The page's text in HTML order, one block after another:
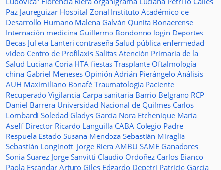
Paz Jaureguizar Hospital Zonal Instituto Académico de
Desarrollo Humano Malena Galván Qunita Bonaerense
Internación medicina Guillermo Bondonno login Deportes
Becas Julieta Lanteri contraseña Salud pública enfermedad
video Centro de Profilaxis Salitas Atención Primaria de la
Salud Luciana Coria HTA fiestas Trasplante Oftalmología
china Gabriel Meneses Opinión Adrián Pierángelo Análisis
AUH Maximiliano Bonafé Traumatología Paciente
Recuperado Vigilancia Carpa sanitaria Barrio Belgrano RCP
Daniel Barrera Universidad Nacional de Quilmes Carlos
Lombardi Soledad Gladys García Nora Etchenique María
Aseff Director Ricardo Languilla CABA Colegio Padre
Respuela Estado Susana Mendoza Sebastián Miraglia
Sebastián Longinotti Jorge Riera AMBU SAME Ganadores
Sonia Suarez Jorge Sanvitti Claudio Ordoñez Carlos Bianco
Paola Escandar Arturo Giles Edgardo Depetri Patricio García